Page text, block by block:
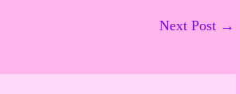
Next Post →